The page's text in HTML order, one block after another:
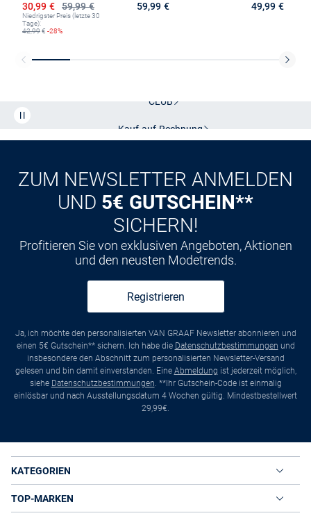
59,99 €
Ermäßigter Preis
30,99 €
Niedrigster Preis (letzte 30
Tage):
42,99€ -28%
59,99 €
49,99 €
CLUB
Kauf auf Rechnung
ZUM NEWSLETTER ANMELDEN
UND 5€ GUTSCHEIN**
SICHERN!
Profitieren Sie von exklusiven Angeboten, Aktionen
und den neusten Modetrends.
Registrieren
Ja, ich möchte den personalisierten VAN GRAAF Newsletter abonnieren und
einen 5€ Gutschein** sichern. Ich habe die Datenschutzbestimmungen und
insbesondere den Abschnitt zum personalisierten Newsletter-Versand
gelesen und bin damit einverstanden. Eine Abmeldung ist jederzeit möglich,
siehe Datenschutzbestimmungen. **Ihr Gutschein-Code ist einmalig
einlösbar und nach Ausstellungsdatum 4 Wochen gültig. Mindestbestellwert
29,99€.
KATEGORIEN
TOP-MARKEN